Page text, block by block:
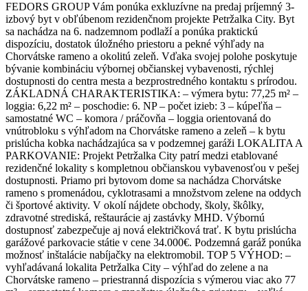
FEDORS GROUP Vám ponúka exkluzívne na predaj príjemný 3-
izbový byt v obľúbenom rezidenčnom projekte Petržalka City. Byt
sa nachádza na 6. nadzemnom podlaží a ponúka praktickú
dispozíciu, dostatok úložného priestoru a pekné výhľady na
Chorvátske rameno a okolitú zeleň. Vďaka svojej polohe poskytuje
bývanie kombináciu výbornej občianskej vybavenosti, rýchlej
dostupnosti do centra mesta a bezprostredného kontaktu s prírodou.
ZÁKLADNÁ CHARAKTERISTIKA: – výmera bytu: 77,25 m² –
loggia: 6,22 m² – poschodie: 6. NP – počet izieb: 3 – kúpeľňa –
samostatné WC – komora / práčovňa – loggia orientovaná do
vnútrobloku s výhľadom na Chorvátske rameno a zeleň – k bytu
prislúcha kobka nachádzajúca sa v podzemnej garáži LOKALITA A
PARKOVANIE: Projekt Petržalka City patrí medzi etablované
rezidenčné lokality s kompletnou občianskou vybavenosťou v pešej
dostupnosti. Priamo pri bytovom dome sa nachádza Chorvátske
rameno s promenádou, cyklotrasami a množstvom zelene na oddych
či športové aktivity. V okolí nájdete obchody, školy, škôlky,
zdravotné strediská, reštaurácie aj zastávky MHD. Výbornú
dostupnosť zabezpečuje aj nová električková trať. K bytu prislúcha
garážové parkovacie státie v cene 34.000€. Podzemná garáž ponúka
možnosť inštalácie nabíjačky na elektromobil. TOP 5 VÝHOD: –
vyhľadávaná lokalita Petržalka City – výhľad do zelene a na
Chorvátske rameno – priestranná dispozícia s výmerou viac ako 77